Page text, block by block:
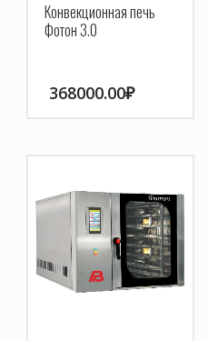
Конвекционная печь
Фотон 3.0
368000.00₽